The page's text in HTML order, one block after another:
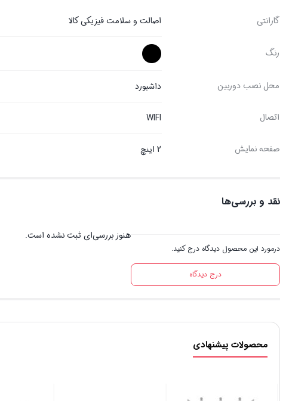
گارانتی اصالت و سلامت فیزیکی کالا
رنگ
محل نصب دوربین داشبورد
اتصال WIFI
صفحه نمایش 2 اینچ
نقد و بررسی‌ها
درمورد این محصول دیدگاه درج کنید.
درج دیدگاه
هنوز بررسی‌ای ثبت نشده است.
محصولات پیشنهادی